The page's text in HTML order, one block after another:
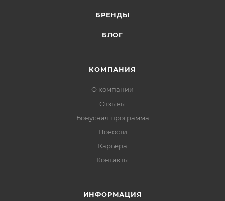
БРЕНДЫ
БЛОГ
КОМПАНИЯ
О компании
Отзывы
Бонусная программа
Новости
Карьера
Контакты
ИНФОРМАЦИЯ